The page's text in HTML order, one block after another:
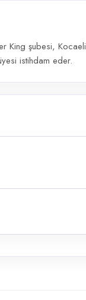
King şubesi, Kocaeli
istihdam eder.